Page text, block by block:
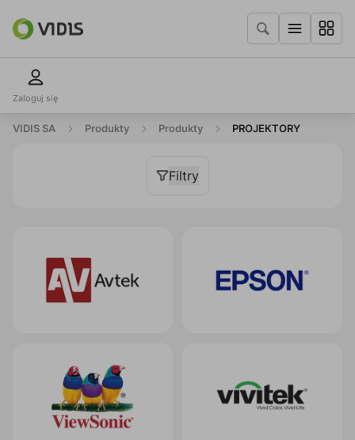
Zaloguj się
VIDIS SA Produkty Produkty PROJEKTORY
Filtry